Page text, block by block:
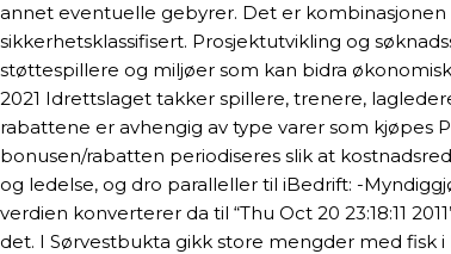
annet eventuelle gebyrer. Det er
sikkerhetsklassifisert. Prosjektutvikling og
støttespillere og miljøer som kan bidra
2021 Idrettslaget takker spillere, trenere,
rabattene er avhengig av type varer som kjøpes
bonusen/rabatten periodiseres slik at
og ledelse, og dro paralleller til iBedrift: -
verdien konverterer da til “Thu Oct 20 23:18:11
det. I Sørvestbukta gikk store mengder med fisk